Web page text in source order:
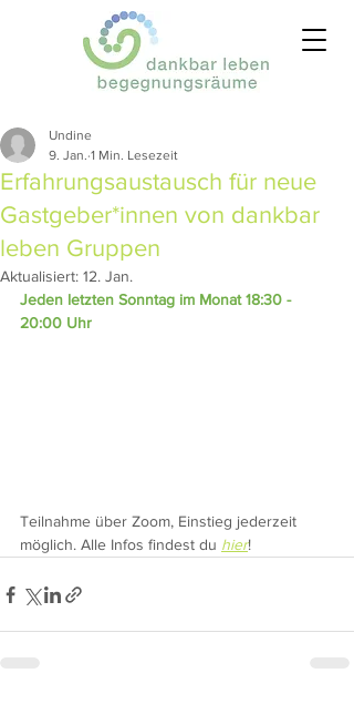
Erfahrungsaustausch für neue
Gastgeber*innen von dankbar
leben Gruppen
Undine
9. Jan. 1 Min. Lesezeit
Aktualisiert: 12. Jan.
Jeden letzten Sonntag im Monat 18:30 -
20:00 Uhr
Teilnahme über Zoom, Einstieg jederzeit
möglich. Alle Infos findest du hier!